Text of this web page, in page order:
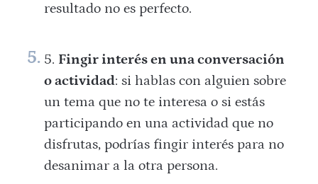
resultado no es perfecto.
Fingir interés en una conversación
o actividad: si hablas con alguien sobre
un tema que no te interesa o si estás
participando en una actividad que no
disfrutas, podrías fingir interés para no
desanimar a la otra persona.